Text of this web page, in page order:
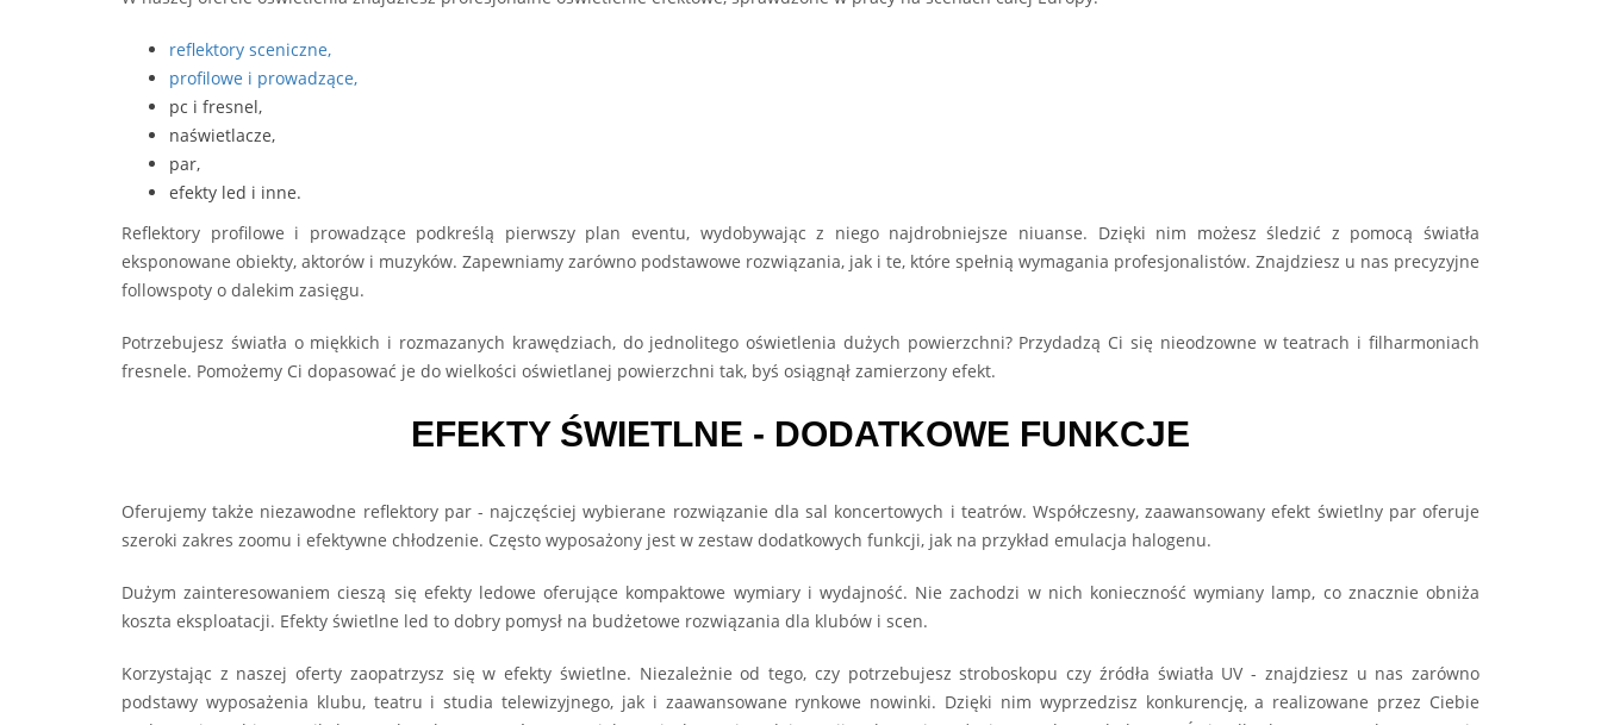
reflektory sceniczne,
profilowe i prowadzące,
pc i fresnel,
naświetlacze,
par,
efekty led i inne.
Reflektory profilowe i prowadzące podkreślą pierwszy plan eventu, wydobywając z niego najdrobniejsze niuanse. Dzięki nim możesz śledzić z pomocą światła
eksponowane obiekty, aktorów i muzyków. Zapewniamy zarówno podstawowe rozwiązania, jak i te, które spełnią wymagania profesjonalistów. Znajdziesz u nas precyzyjne
followspoty o dalekim zasięgu.
Potrzebujesz światła o miękkich i rozmazanych krawędziach, do jednolitego oświetlenia dużych powierzchni? Przydadzą Ci się nieodzowne w teatrach i filharmoniach
fresnele. Pomożemy Ci dopasować je do wielkości oświetlanej powierzchni tak, byś osiągnął zamierzony efekt.
EFEKTY ŚWIETLNE - DODATKOWE FUNKCJE
Oferujemy także niezawodne reflektory par - najczęściej wybierane rozwiązanie dla sal koncertowych i teatrów. Współczesny, zaawansowany efekt świetlny par oferuje
szeroki zakres zoomu i efektywne chłodzenie. Często wyposażony jest w zestaw dodatkowych funkcji, jak na przykład emulacja halogenu.
Dużym zainteresowaniem cieszą się efekty ledowe oferujące kompaktowe wymiary i wydajność. Nie zachodzi w nich konieczność wymiany lamp, co znacznie obniża
koszta eksploatacji. Efekty świetlne led to dobry pomysł na budżetowe rozwiązania dla klubów i scen.
Korzystając z naszej oferty zaopatrzysz się w efekty świetlne. Niezależnie od tego, czy potrzebujesz stroboskopu czy źródła światła UV - znajdziesz u nas zarówno
podstawy wyposażenia klubu, teatru i studia telewizyjnego, jak i zaawansowane rynkowe nowinki. Dzięki nim wyprzedzisz konkurencję, a realizowane przez Ciebie